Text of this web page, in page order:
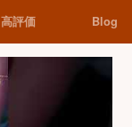
高評価 Blog